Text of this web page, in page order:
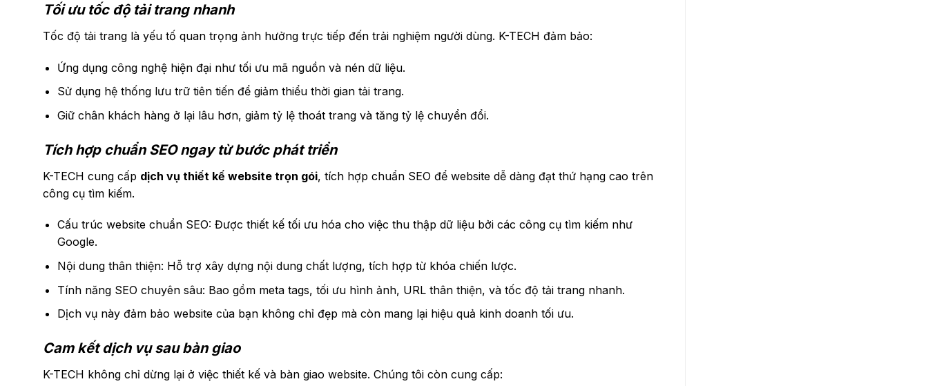
Tối ưu tốc độ tải trang nhanh
Tốc độ tải trang là yếu tố quan trọng ảnh hưởng trực tiếp đến trải nghiệm người dùng. K-TECH đảm bảo:
Ứng dụng công nghệ hiện đại như tối ưu mã nguồn và nén dữ liệu.
Sử dụng hệ thống lưu trữ tiên tiến để giảm thiểu thời gian tải trang.
Giữ chân khách hàng ở lại lâu hơn, giảm tỷ lệ thoát trang và tăng tỷ lệ chuyển đổi.
Tích hợp chuẩn SEO ngay từ bước phát triển
K-TECH cung cấp dịch vụ thiết kế website trọn gói, tích hợp chuẩn SEO để website dễ dàng đạt thứ hạng cao trên
công cụ tìm kiếm.
Cấu trúc website chuẩn SEO: Được thiết kế tối ưu hóa cho việc thu thập dữ liệu bởi các công cụ tìm kiếm như
Google.
Nội dung thân thiện: Hỗ trợ xây dựng nội dung chất lượng, tích hợp từ khóa chiến lược.
Tính năng SEO chuyên sâu: Bao gồm meta tags, tối ưu hình ảnh, URL thân thiện, và tốc độ tải trang nhanh.
Dịch vụ này đảm bảo website của bạn không chỉ đẹp mà còn mang lại hiệu quả kinh doanh tối ưu.
Cam kết dịch vụ sau bàn giao
K-TECH không chỉ dừng lại ở việc thiết kế và bàn giao website. Chúng tôi còn cung cấp: